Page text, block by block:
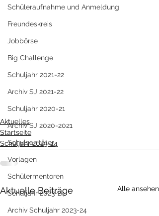
Schüleraufnahme und Anmeldung
Freundeskreis
Jobbörse
Big Challenge
Schuljahr 2021-22
Archiv SJ 2021-22
Schuljahr 2020-21
Archiv SJ 2020-2021
Schulsanitäter
Vorlagen
Schülermentoren
Schuljahr 2023-24
Archiv Schuljahr 2023-24
Aktuelles
Startseite
Schuljahr 2023-24
Aktuelle Beiträge Alle ansehen